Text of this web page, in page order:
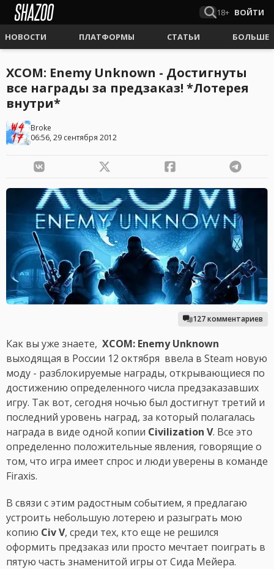
18+ ВОЙТИ
НОВОСТИ ПЛАТФОРМЫ СТАТЬИ БОЛЬШЕ
XCOM: Enemy Unknown - Достигнуты
все награды за предзаказ! *Лотерея
внутри*
Broke
06:56, 29 сентября 2012
127 комментариев
Как вы уже знаете, XCOM: Enemy Unknown
выходящая в России 12 октября ввела в Steam новую
моду - разблокируемые награды, открывающиеся по
достижению определенного числа предзаказавших
игру. Так вот, сегодня ночью был достигнут третий и
последний уровень наград, за который полагалась
награда в виде одной копии Civilization V. Все это
определенно положительные явления, говорящие о
том, что игра имеет спрос и люди уверены в команде
Firaxis.
В связи с этим радостным событием, я предлагаю
устроить небольшую лотерею и разыграть мою
копию Civ V, среди тех, кто еще не решился
оформить предзаказ или просто мечтает поиграть в
пятую часть знаменитой игры от Сида Мейера.